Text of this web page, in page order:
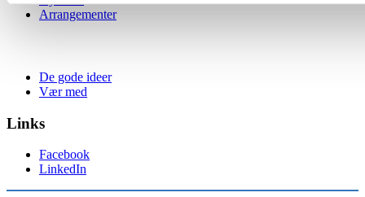
Arrangementer
De gode ideer
Vær med
Links
Facebook
LinkedIn